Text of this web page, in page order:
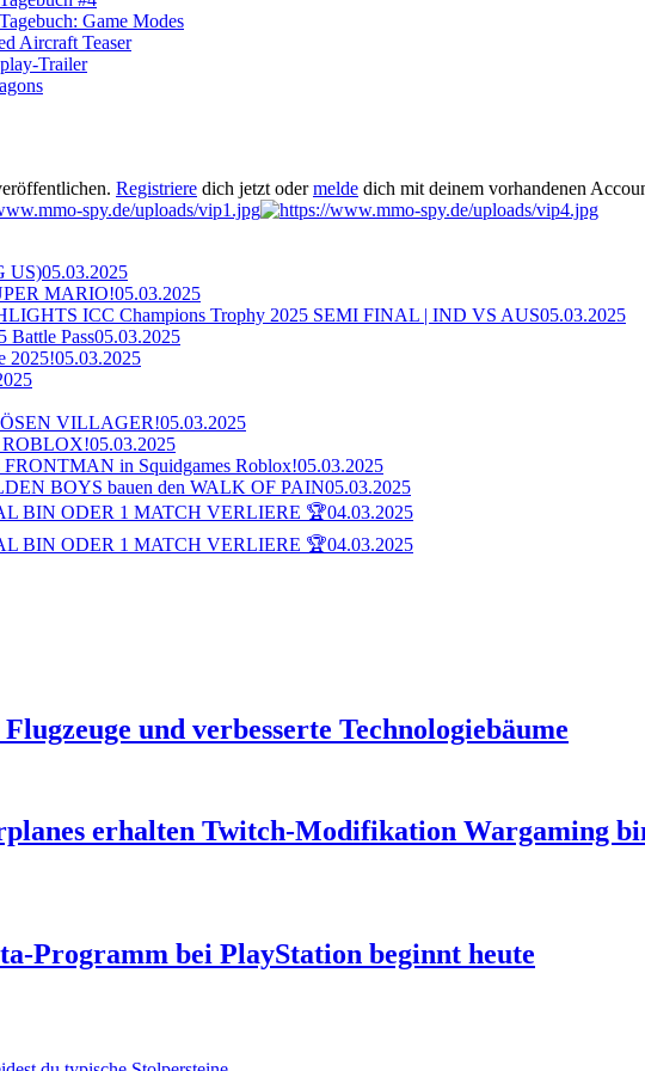
Game Modes
Aircraft Teaser
Trailer
Registriere dich jetzt odermelde dich mit deinem vorhandenen
US)05.03.2025
MARIO!05.03.2025
ICC Champions Trophy 2025 SEMI FINAL | IND VS AUS05.03.2025
Battle Pass05.03.2025
2025!05.03.2025
VILLAGER!05.03.2025
ROBLOX!05.03.2025
in Squidgames Roblox!05.03.2025
BOYS bauen den WALK OF PAIN05.03.2025
BIN ODER 1 MATCH VERLIERE 🏆04.03.2025
BIN ODER 1 MATCH VERLIERE 🏆04.03.2025
Flugzeuge und verbesserte Technologiebäume
erhalten Twitch-Modifikation Wargaming
Programm bei PlayStation beginnt heute